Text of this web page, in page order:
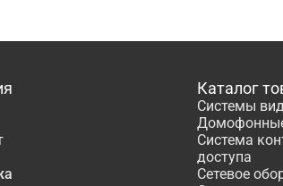
Каталог
Системы
Система
доступа
Сетевое